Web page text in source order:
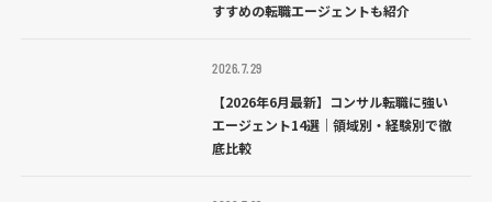
すすめの転職エージェントも紹介
2026.7.29
【2026年6月最新】コンサル転職に強い
エージェント14選｜領域別・経験別で徹
底比較